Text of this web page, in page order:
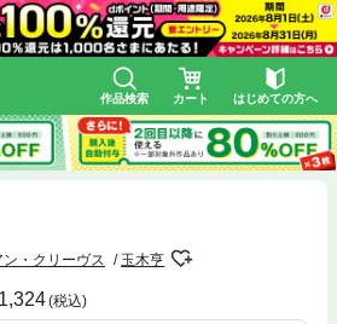
作品検索 カート はじめての方へ
ン・クリーヴス 玉木亨
1,324(税込)